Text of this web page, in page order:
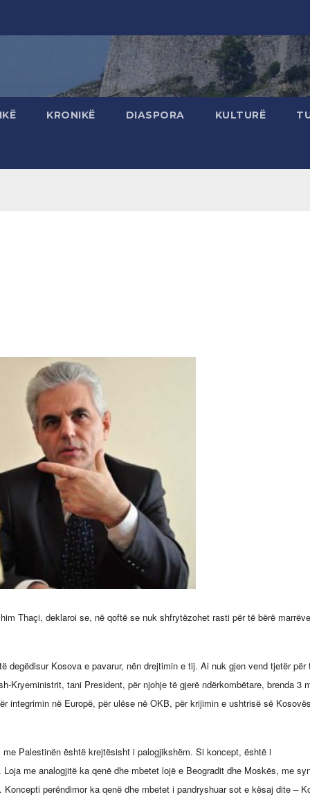
KRONIKË DIASPORA KULTURË
Thaçi, deklaroi se, në qoftë se nuk shfrytëzohet rasti për të bërë
degëdisur Kosova e pavarur, nën drejtimin e tij. Ai nuk gjen vend tjetër për
Kryeministrit, tani President, për njohje të gjerë ndërkombëtare, brenda 3
integrimin në Europë, për ulëse në OKB, për krijimin e ushtrisë së
Palestinën është krejtësisht i palogjikshëm. Si koncept, është i
me analogjitë ka qenë dhe mbetet lojë e Beogradit dhe Moskës, me
perëndimor ka qenë dhe mbetet i pandryshuar sot e kësaj dite –